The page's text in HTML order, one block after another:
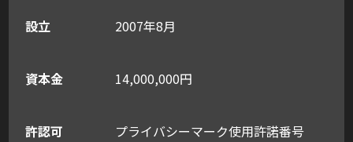
設立 2007年8月
資本金 14,000,000円
許認可
プライバシーマーク使用許諾番号